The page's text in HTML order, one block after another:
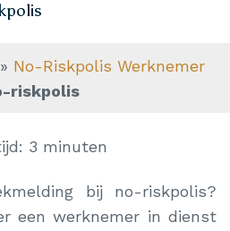
» No-Riskpolis Werknemer
riskpolis
3 minuten
bij no-riskpolis?
een werknemer in dienst